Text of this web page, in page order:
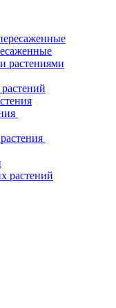
растениями
растений